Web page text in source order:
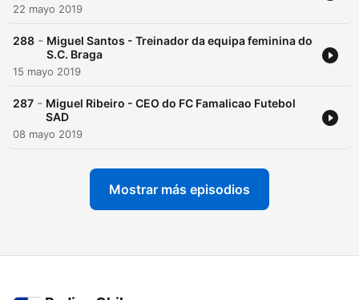
22 mayo 2019
288 - Miguel Santos - Treinador da equipa feminina do
S.C. Braga
15 mayo 2019
287 - Miguel Ribeiro - CEO do FC Famalicao Futebol
SAD
08 mayo 2019
Mostrar más episodios